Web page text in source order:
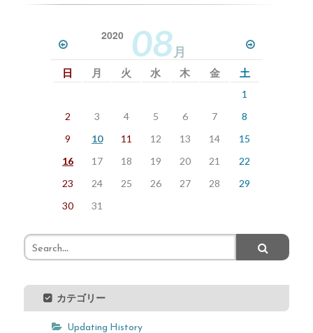
2020 08月
日
月 火 水 木 金 土
1
2
3 4 5 6 7
8
9
10 11 12 13 14
15
16
17 18 19 20 21
22
23
24 25 26 27 28
29
30
31
カテゴリー
Updating History